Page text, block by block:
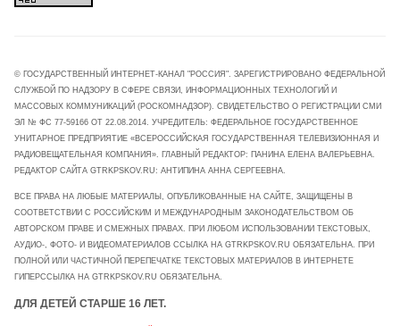
© ГОСУДАРСТВЕННЫЙ ИНТЕРНЕТ-КАНАЛ "РОССИЯ". ЗАРЕГИСТРИРОВАНО ФЕДЕРАЛЬНОЙ
СЛУЖБОЙ ПО НАДЗОРУ В СФЕРЕ СВЯЗИ, ИНФОРМАЦИОННЫХ ТЕХНОЛОГИЙ И
МАССОВЫХ КОММУНИКАЦИЙ (РОСКОМНАДЗОР). СВИДЕТЕЛЬСТВО О РЕГИСТРАЦИИ СМИ
ЭЛ № ФС 77-59166 ОТ 22.08.2014. УЧРЕДИТЕЛЬ: ФЕДЕРАЛЬНОЕ ГОСУДАРСТВЕННОЕ
УНИТАРНОЕ ПРЕДПРИЯТИЕ «ВСЕРОССИЙСКАЯ ГОСУДАРСТВЕННАЯ ТЕЛЕВИЗИОННАЯ И
РАДИОВЕЩАТЕЛЬНАЯ КОМПАНИЯ». ГЛАВНЫЙ РЕДАКТОР: ПАНИНА ЕЛЕНА ВАЛЕРЬЕВНА.
РЕДАКТОР САЙТА GTRKPSKOV.RU: АНТИПИНА АННА СЕРГЕЕВНА.
ВСЕ ПРАВА НА ЛЮБЫЕ МАТЕРИАЛЫ, ОПУБЛИКОВАННЫЕ НА САЙТЕ, ЗАЩИЩЕНЫ В
СООТВЕТСТВИИ С РОССИЙСКИМ И МЕЖДУНАРОДНЫМ ЗАКОНОДАТЕЛЬСТВОМ ОБ
АВТОРСКОМ ПРАВЕ И СМЕЖНЫХ ПРАВАХ. ПРИ ЛЮБОМ ИСПОЛЬЗОВАНИИ ТЕКСТОВЫХ,
АУДИО-, ФОТО- И ВИДЕОМАТЕРИАЛОВ ССЫЛКА НА GTRKPSKOV.RU ОБЯЗАТЕЛЬНА. ПРИ
ПОЛНОЙ ИЛИ ЧАСТИЧНОЙ ПЕРЕПЕЧАТКЕ ТЕКСТОВЫХ МАТЕРИАЛОВ В ИНТЕРНЕТЕ
ГИПЕРССЫЛКА НА GTRKPSKOV.RU ОБЯЗАТЕЛЬНА.
ДЛЯ ДЕТЕЙ СТАРШЕ 16 ЛЕТ.